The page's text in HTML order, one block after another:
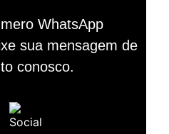
WhatsApp
sua mensagem de
conosco.